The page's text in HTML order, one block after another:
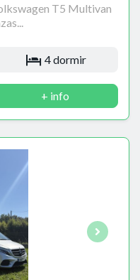
T5 Multivan
4 dormir
+ info